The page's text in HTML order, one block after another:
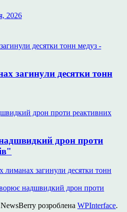
2026
загинули десятки тонн
дрон проти
лиманах загинули десятки тонн
надшвидкий дрон проти
розроблена WPInterface.